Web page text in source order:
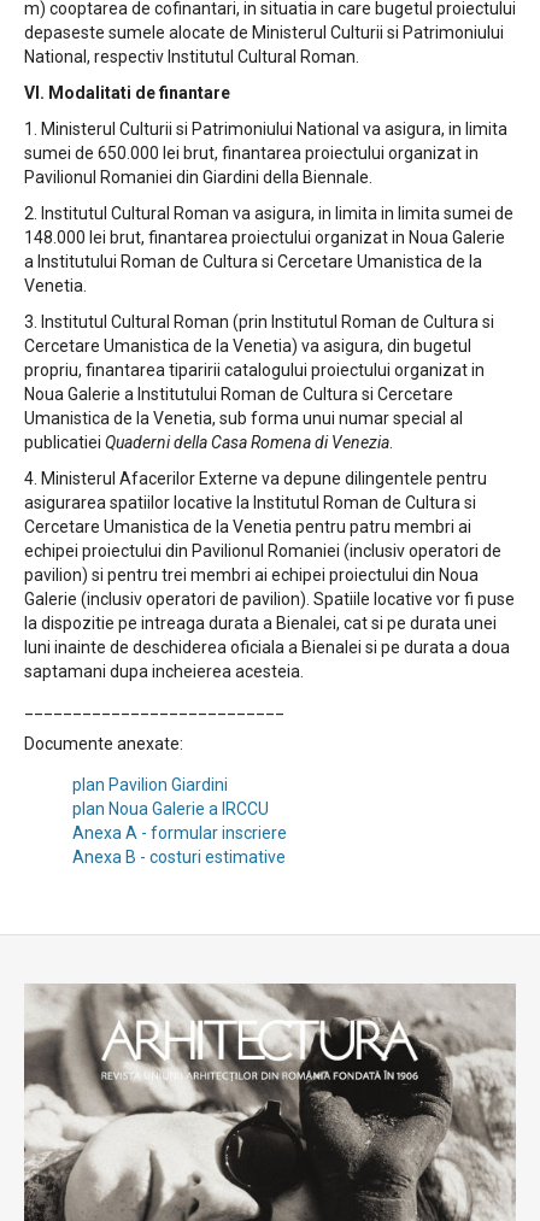
m) cooptarea de cofinantari, in situatia in care bugetul proiectului
depaseste sumele alocate de Ministerul Culturii si Patrimoniului
National, respectiv Institutul Cultural Roman.
VI. Modalitati de finantare
1. Ministerul Culturii si Patrimoniului National va asigura, in limita
sumei de 650.000 lei brut, finantarea proiectului organizat in
Pavilionul Romaniei din Giardini della Biennale.
2. Institutul Cultural Roman va asigura, in limita in limita sumei de
148.000 lei brut, finantarea proiectului organizat in Noua Galerie
a Institutului Roman de Cultura si Cercetare Umanistica de la
Venetia.
3. Institutul Cultural Roman (prin Institutul Roman de Cultura si
Cercetare Umanistica de la Venetia) va asigura, din bugetul
propriu, finantarea tiparirii catalogului proiectului organizat in
Noua Galerie a Institutului Roman de Cultura si Cercetare
Umanistica de la Venetia, sub forma unui numar special al
publicatiei Quaderni della Casa Romena di Venezia
4. Ministerul Afacerilor Externe va depune dilingentele pentru
asigurarea spatiilor locative la Institutul Roman de Cultura si
Cercetare Umanistica de la Venetia pentru patru membri ai
echipei proiectului din Pavilionul Romaniei (inclusiv operatori de
pavilion) si pentru trei membri ai echipei proiectului din Noua
Galerie (inclusiv operatori de pavilion). Spatiile locative vor fi puse
la dispozitie pe intreaga durata a Bienalei, cat si pe durata unei
luni inainte de deschiderea oficiala a Bienalei si pe durata a doua
saptamani dupa incheierea acesteia.
Documente anexate:
plan Pavilion Giardini
plan Noua Galerie a IRCCU
Anexa A - formular inscriere
Anexa B - costuri estimative